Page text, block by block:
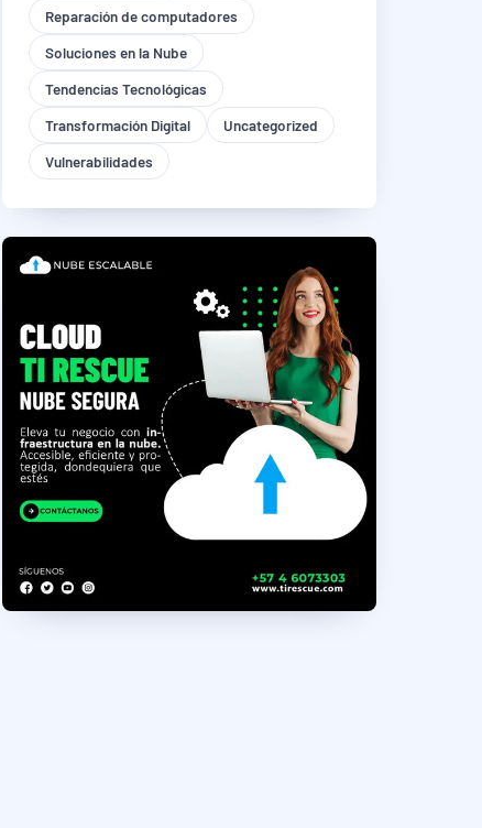
Reparación de computadores
Soluciones en la Nube
Tendencias Tecnológicas
Transformación Digital
Uncategorized
Vulnerabilidades